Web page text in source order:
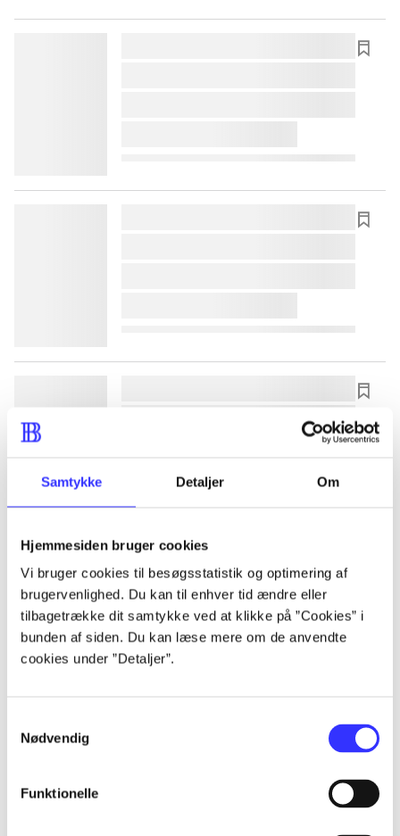
Samtykke Detaljer Om
Hjemmesiden bruger cookies
Vi bruger cookies til besøgsstatistik og optimering af
brugervenlighed. Du kan til enhver tid ændre eller
tilbagetrække dit samtykke ved at klikke på ”Cookies” i
bunden af siden. Du kan læse mere om de anvendte
cookies under ”Detaljer”.
Nødvendig
Funktionelle
lorem ipsum dolor sit amet ...
lorem ipsum dolor sit amet ...
lorem ipsum dolor sit amet ...
lorem ipsum dolor sit amet ...
lorem ipsum dolor sit amet ...
lorem ipsum dolor sit amet ...
lorem ipsum dolor sit amet ...
lorem ipsum dolor sit amet ...
lorem ipsum dolor sit amet ...
lorem ipsum dolor sit amet ...
lorem ipsum dolor sit amet ...
lorem ipsum dolor sit amet ...
lorem ipsum dolor sit amet ...